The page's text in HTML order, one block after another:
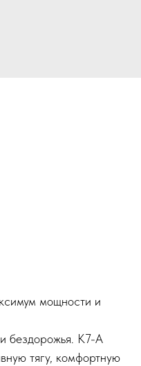
мощности и
бездорожья. K7-A
тягу, комфортную